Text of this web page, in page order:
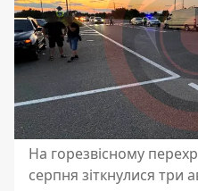
На горезвісному
серпня зіткнулися три